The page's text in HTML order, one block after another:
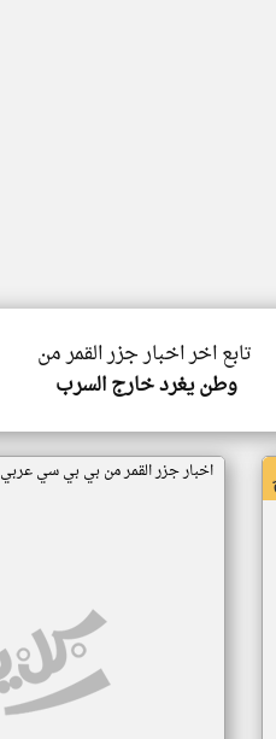
تابع اخر اخبار جزر القمر من
وطن يغرد خارج السرب
اخبار جزر القمر من بي بي سي عربي